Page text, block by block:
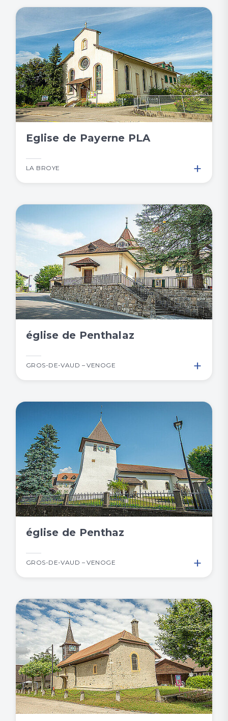
Eglise de Payerne PLA
LA BROYE +
église de Penthalaz
GROS-DE-VAUD – VENOGE +
église de Penthaz
GROS-DE-VAUD – VENOGE +